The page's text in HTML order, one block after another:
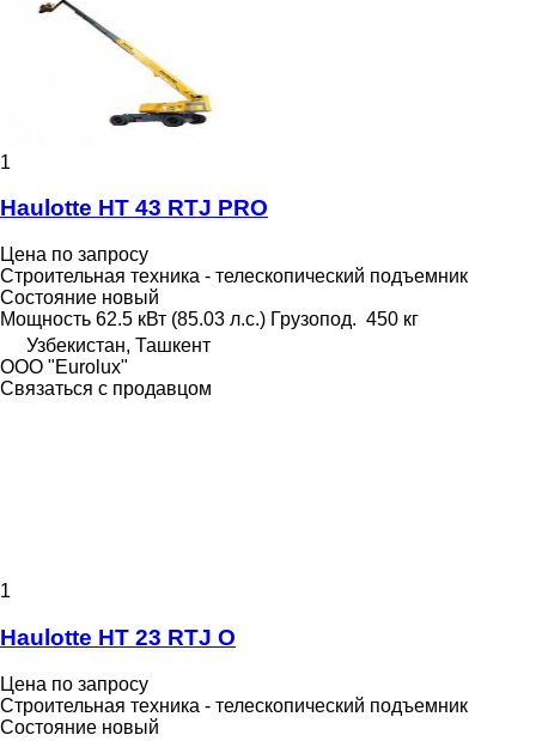
1
Haulotte HT 43 RTJ PRO
Цена по запросу
Строительная техника - телескопический подъемник
Состояние новый
Мощность 62.5 кВт (85.03 л.с.) Грузопод. 450 кг
Узбекистан, Ташкент
ООО "Eurolux"
Связаться с продавцом
1
Haulotte HT 23 RTJ O
Цена по запросу
Строительная техника - телескопический подъемник
Состояние новый